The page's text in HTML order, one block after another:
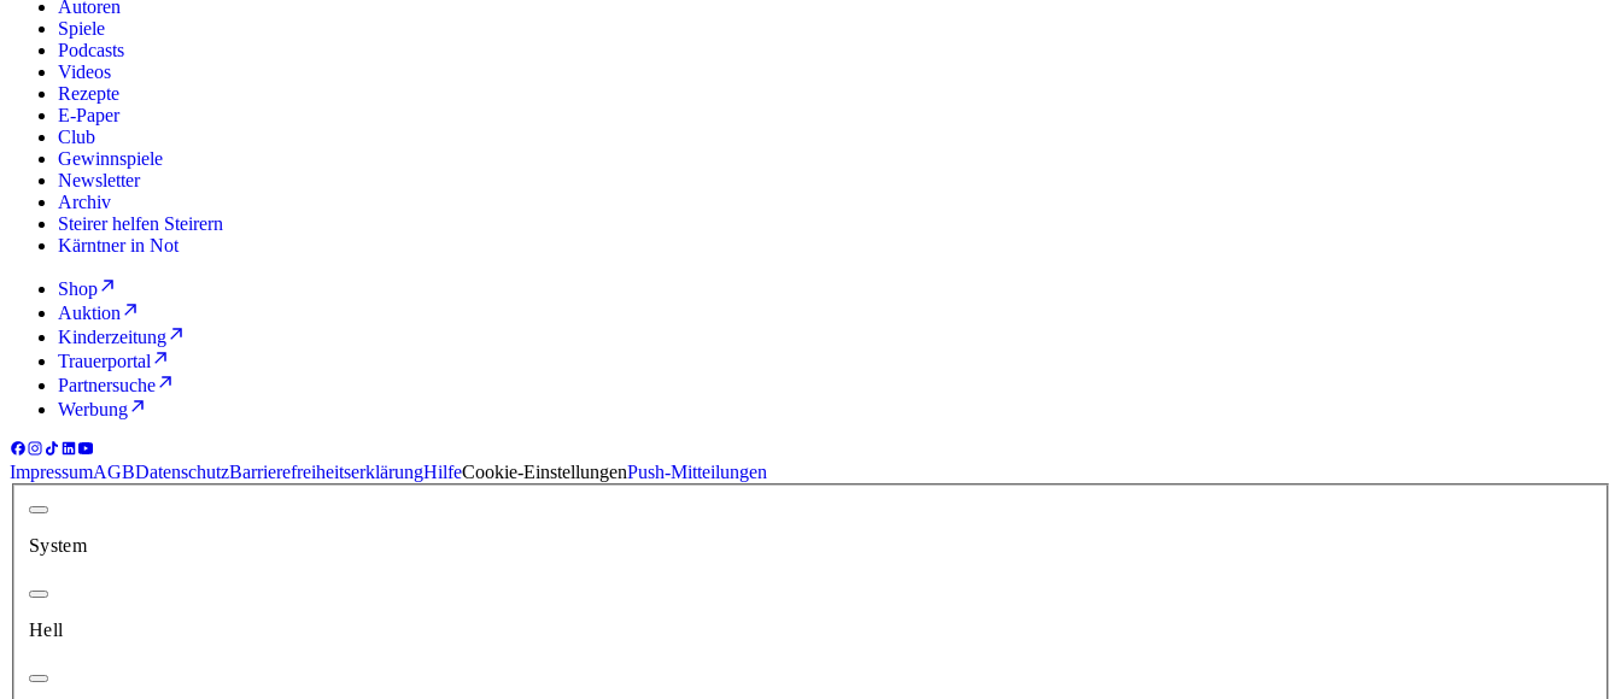
Autoren
Spiele
Podcasts
Videos
Rezepte
E-Paper
Club
Gewinnspiele
Newsletter
Archiv
Steirer helfen Steirern
Kärntner in Not
Shop
Auktion
Kinderzeitung
Trauerportal
Partnersuche
Werbung
ImpressumAGBDatenschutzBarrierefreiheitserklärungHilfeCookie-EinstellungenPush-Mitteilungen
System
Hell